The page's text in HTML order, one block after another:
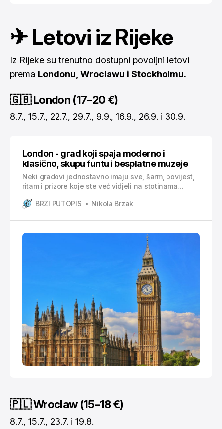
✈ Letovi iz Rijeke
Iz Rijeke su trenutno dostupni povoljni letovi
prema Londonu, Wroclawu i Stockholmu.
🇬🇧 London (17–20 €)
8.7., 15.7., 22.7., 29.7., 9.9., 16.9., 26.9. i 30.9.
London - grad koji spaja moderno i
klasično, skupu funtu i besplatne muzeje
Neki gradovi jednostavno imaju sve, šarm, povijest,
ritam i prizore koje ste već vidjeli na stotinama
upravo takav. U jednom danu možete ispijati
futurističkih vidikovaca, izgubiti se u nekom od
kraljevskih parkova ili obići svjetski poznate
BRZI PUTOPIS Nikola Brzak
🇵🇱 Wroclaw (15–18 €)
8.7., 15.7., 23.7. i 19.8.